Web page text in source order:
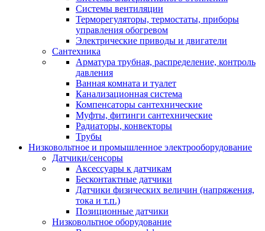
Системы вентиляции
Терморегуляторы, термостаты, приборы
управления обогревом
Электрические приводы и двигатели
Сантехника
Арматура трубная, распределение, контроль
давления
Ванная комната и туалет
Канализационная система
Компенсаторы сантехнические
Муфты, фитинги сантехнические
Радиаторы, конвекторы
Трубы
Низковольтное и промышленное электрооборудование
Датчики/сенсоры
Аксессуары к датчикам
Бесконтактные датчики
Датчики физических величин (напряжения,
тока и т.п.)
Позиционные датчики
Низковольтное оборудование